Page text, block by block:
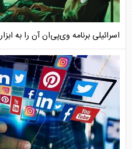
اسرائیلی برنامه وی‌پی‌ان آن را به